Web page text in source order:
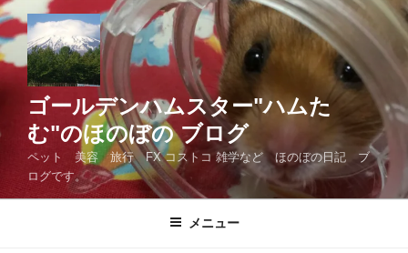
コ
テ
ン
ス
ゴールデンハムスター"ハムた
む"のほのぼの ブログ
ペット 美容 旅行 FX コストコ 雑学など ほのぼの日記 ブ
ログです。
メニュー